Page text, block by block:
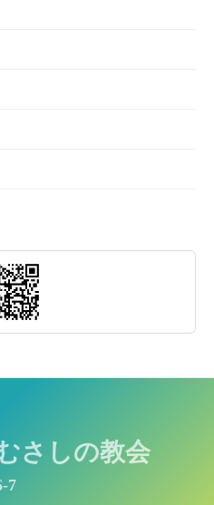
さしの教会
7